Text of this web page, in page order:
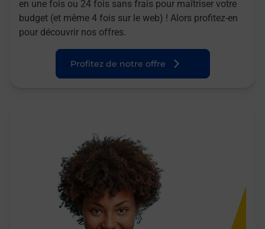
en une fois ou 24 fois sans frais pour maîtriser votre
budget (et même 4 fois sur le web) ! Alors profitez-en
pour découvrir nos offres.
Profitez de notre offre